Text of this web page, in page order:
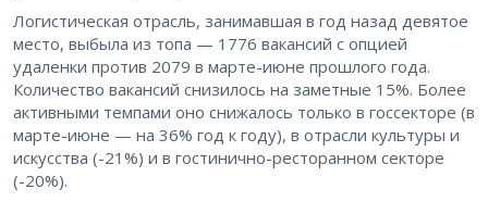
Логистическая отрасль, занимавшая в год назад девятое
место, выбыла из топа — 1776 вакансий с опцией
удаленки против 2079 в марте-июне прошлого года.
Количество вакансий снизилось на заметные 15%. Более
активными темпами оно снижалось только в госсекторе (в
марте-июне — на 36% год к году), в отрасли культуры и
искусства (-21%) и в гостинично-ресторанном секторе
(-20%).